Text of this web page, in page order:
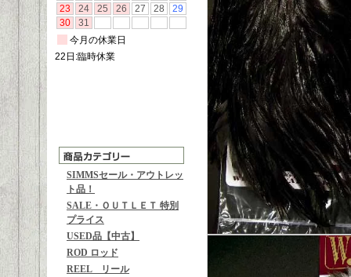
SIMMSセール・アウトレッ
ト品！
SALE・ＯＵＴＬＥＴ 特別
プライス
USED品【中古】
ROD ロッド
REEL リール